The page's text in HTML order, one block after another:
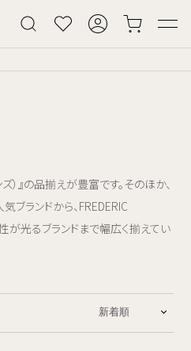
）』の品揃えが豊富です。そのほか、
ブランドから、FREDERIC
が光るブランドまで幅広く揃えてい